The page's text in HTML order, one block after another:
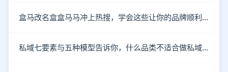
盒马改名盒盒马马冲上热搜，学会这些让你的品牌顺利出圈！
私域七要素与五种模型告诉你，什么品类不适合做私域！